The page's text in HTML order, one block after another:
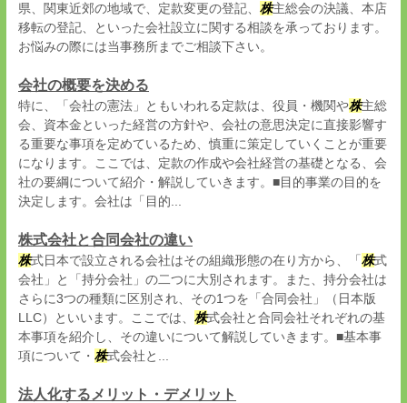
県、関東近郊の地域で、定款変更の登記、 株主総会の決議、本店
移転の登記、といった会社設立に関する相談を承っております。
お悩みの際には当事務所までご相談下さい。
会社の概要を決める
特に、「会社の憲法」ともいわれる定款は、役員・機関や株主総
会、資本金といった経営の方針や、会社の意思決定に直接影響す
る重要な事項を定めているため、慎重に策定していくことが重要
になります。ここでは、定款の作成や会社経営の基礎となる、会
社の要綱について紹介・解説していきます。■目的事業の目的を
決定します。会社は「目的...
株式会社と合同会社の違い
株式日本で設立される会社はその組織形態の在り方から、「 株式
会社」と「持分会社」の二つに大別されます。また、持分会社は
さらに3つの種類に区別され、その1つを「合同会社」（日本版
LLC）といいます。ここでは、 株式会社と合同会社それぞれの基
本事項を紹介し、その違いについて解説していきます。■基本事
項について・ 株式会社と...
法人化するメリット・デメリット